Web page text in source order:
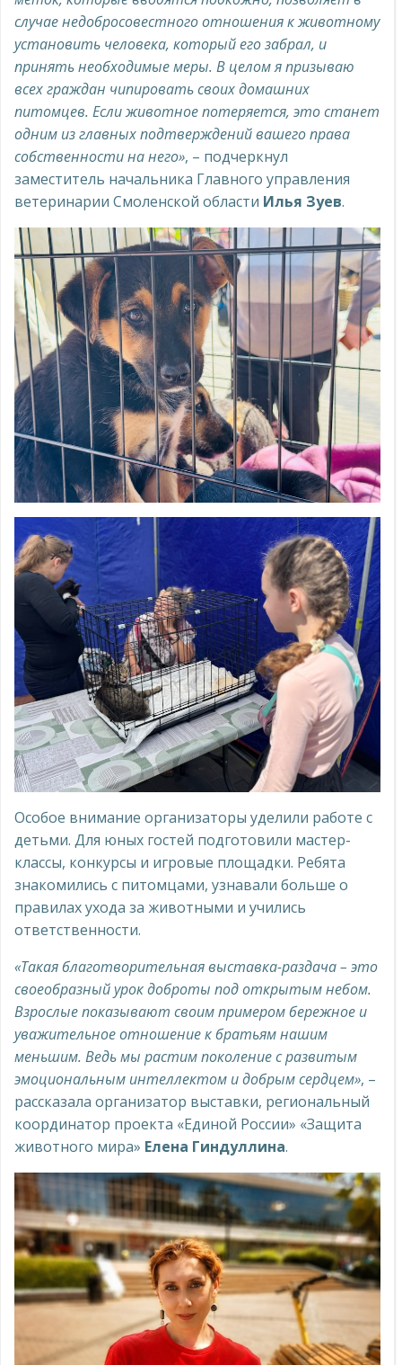
случае недобросовестного отношения к животному
установить человека, который его забрал, и
принять необходимые меры. В целом я призываю
всех граждан чипировать своих домашних
питомцев. Если животное потеряется, это станет
одним из главных подтверждений вашего права
собственности на него», – подчеркнул
заместитель начальника Главного управления
ветеринарии Смоленской области Илья Зуев.
Особое внимание организаторы уделили работе с
детьми. Для юных гостей подготовили мастер-
классы, конкурсы и игровые площадки. Ребята
знакомились с питомцами, узнавали больше о
правилах ухода за животными и учились
ответственности.
«Такая благотворительная выставка-раздача – это
своеобразный урок доброты под открытым небом.
Взрослые показывают своим примером бережное и
уважительное отношение к братьям нашим
меньшим. Ведь мы растим поколение с развитым
эмоциональным интеллектом и добрым сердцем», –
рассказала организатор выставки, региональный
координатор проекта «Единой России» «Защита
животного мира» Елена Гиндуллина.